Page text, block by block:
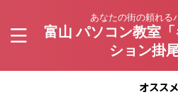
あなたの街の頼れる
富山 パソコン教室
ション掛
オススメ